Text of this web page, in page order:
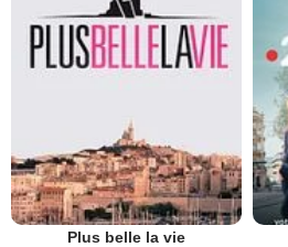
Plus belle la vie